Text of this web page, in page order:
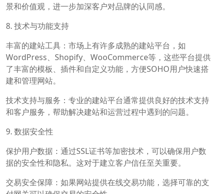
景和价值观，进一步加深客户对品牌的认同感。
8. 技术与功能支持
丰富的建站工具：市场上有许多成熟的建站平台，如
WordPress、Shopify、WooCommerce等，这些平台提供
了丰富的模板、插件和自定义功能，方便SOHO用户快速搭
建和管理网站。
技术支持与服务：专业的建站平台通常提供良好的技术支持
和客户服务，帮助解决建站和运营过程中遇到的问题。
9. 数据安全性
保护用户数据：通过SSL证书等加密技术，可以确保用户数
据的安全性和隐私。这对于建立客户信任至关重要。
交易安全保障：如果网站提供在线交易功能，选择可靠的支